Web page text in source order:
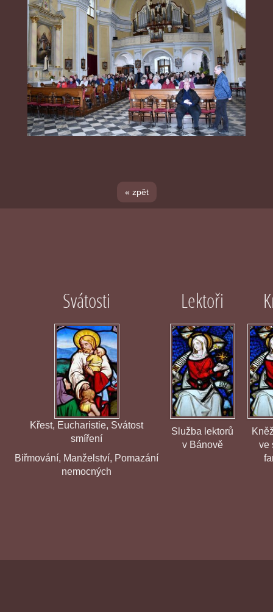
« zpět
Svátosti
Křest, Eucharistie, Svátost
smíření
Biřmování, Manželství, Pomazání
nemocných
Lektoři
Služba lektorů
v Bánově
ve